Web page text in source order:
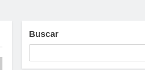
Buscar